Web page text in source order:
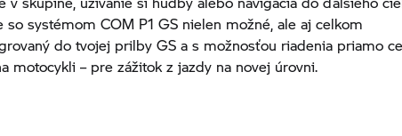
so systémom COM P1 GS nielen možné, ale aj celkom
do tvojej prilby GS a s možnosťou riadenia priamo
motocykli – pre zážitok z jazdy na novej úrovni.